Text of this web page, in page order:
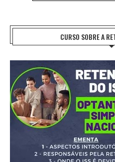
CURSO SOBRE A